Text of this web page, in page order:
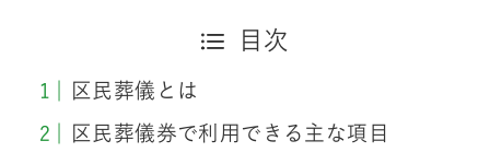
本コラムでは、専門性の高い葬儀情報を正確かつ分
マーケティングの知見をもとに監修を行っていま
目次
区民葬儀とは
区民葬儀券で利用できる主な項目